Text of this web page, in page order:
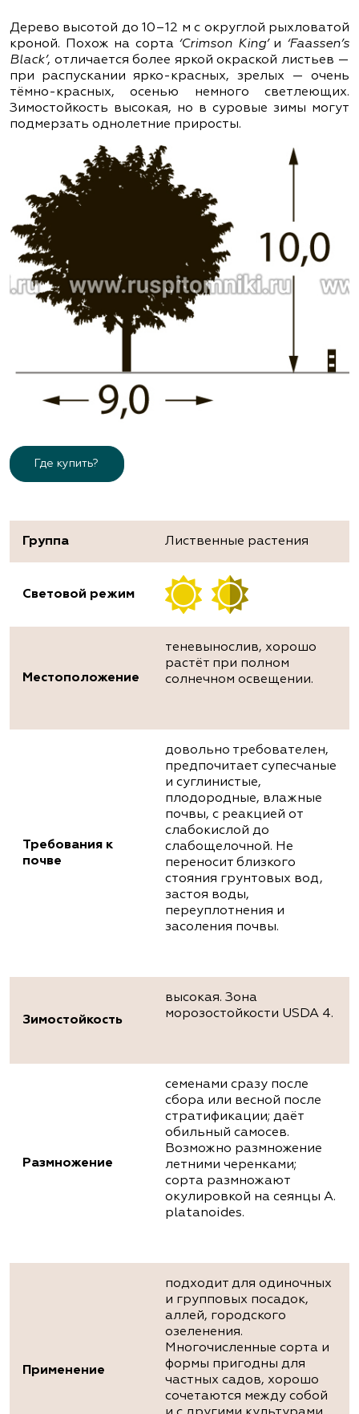
Дерево высотой до 10–12 м с округлой рыхловатой
кроной. Похож на сорта ‘Crimson King’и ‘Faassen’s
Black’, отличается более яркой окраской листьев —
при распускании ярко-красных, зрелых — очень
тёмно-красных, осенью немного светлеющих.
Зимостойкость высокая, но в суровые зимы могут
подмерзать однолетние приросты.
Где купить?
Группа Лиственные растения
Световой режим
Местоположение
теневынослив, хорошо
растёт при полном
солнечном освещении.
Требования к
почве
довольно требователен,
предпочитает супесчаные
и суглинистые,
плодородные, влажные
почвы, с реакцией от
слабокислой до
слабощелочной. Не
переносит близкого
стояния грунтовых вод,
застоя воды,
переуплотнения и
засоления почвы.
Зимостойкость
высокая. Зона
морозостойкости USDA 4.
Размножение
семенами сразу после
сбора или весной после
стратификации; даёт
обильный самосев.
Возможно размножение
летними черенками;
сорта размножают
окулировкой на сеянцы A.
platanoides.
Применение
подходит для одиночных
и групповых посадок,
аллей, городского
озеленения.
Многочисленные сорта и
формы пригодны для
частных садов, хорошо
сочетаются между собой